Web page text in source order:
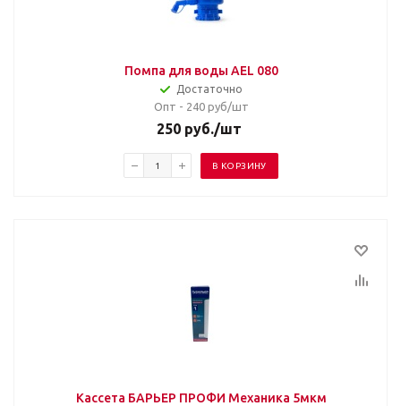
Помпа для воды AEL 080
Достаточно
Опт - 240 руб/шт
250 руб./шт
В КОРЗИНУ
Кассета БАРЬЕР ПРОФИ Механика 5мкм